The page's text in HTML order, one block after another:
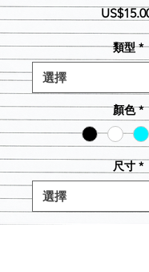
類型 *
顏色 *
尺寸 *